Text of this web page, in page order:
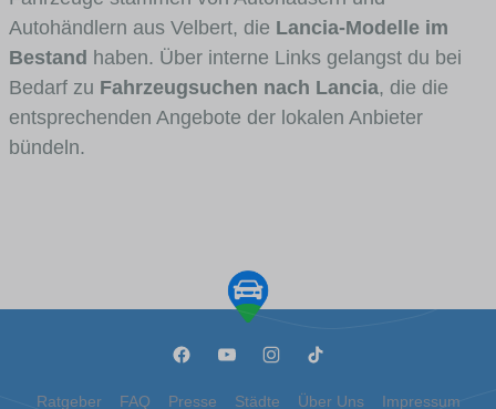
Autohändlern aus Velbert, die Lancia-Modelle im
Bestand haben. Über interne Links gelangst du bei
Bedarf zu Fahrzeugsuchen nach Lancia, die die
entsprechenden Angebote der lokalen Anbieter
bündeln.
Ratgeber FAQ Presse Städte Über Uns Impressum